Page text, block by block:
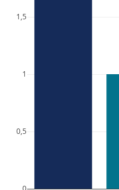
0,5
1
1,5